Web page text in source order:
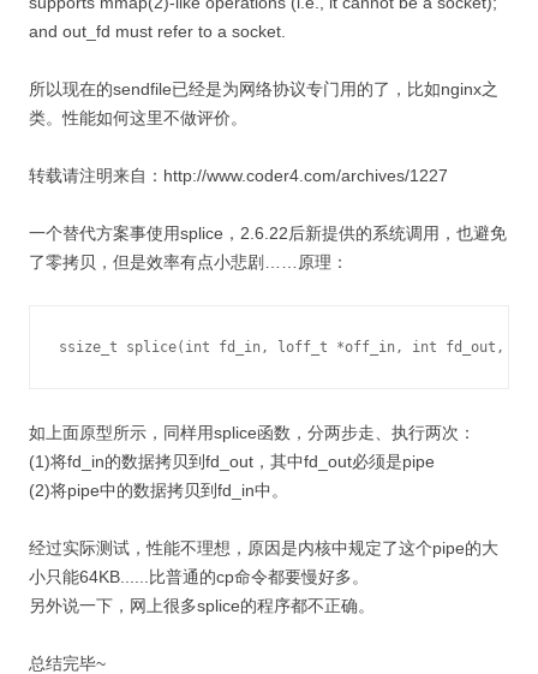
and out_fd must refer to a socket.
所以现在的sendfile已经是为网络协议专门用的了，比如nginx之
类。性能如何这里不做评价。
转载请注明来自：http://www.coder4.com/archives/1227
一个替代方案事使用splice，2.6.22后新提供的系统调用，也避免
了零拷贝，但是效率有点小悲剧……原理：
ssize_t splice(int fd_in, loff_t *off_in, int fd_out,
如上面原型所示，同样用splice函数，分两步走、执行两次：
(1)将fd_in的数据拷贝到fd_out，其中fd_out必须是pipe
(2)将pipe中的数据拷贝到fd_in中。
经过实际测试，性能不理想，原因是内核中规定了这个pipe的大
小只能64KB......比普通的cp命令都要慢好多。
另外说一下，网上很多splice的程序都不正确。
总结完毕~